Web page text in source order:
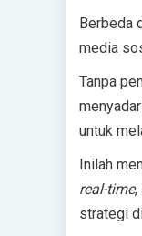
Berbeda
media
Tanpa
untuk
Inilah
real-time,
strategi